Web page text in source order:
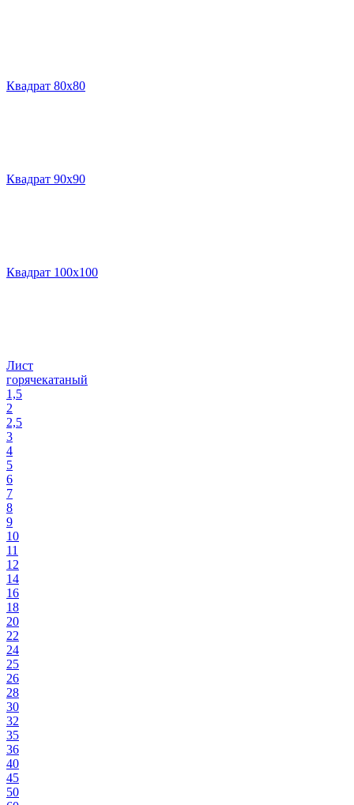
Квадрат 80х80
Квадрат 90х90
Квадрат 100х100
Лист
горячекатаный
1,5
2
2,5
3
4
5
6
7
8
9
10
11
12
14
16
18
20
22
24
25
26
28
30
32
35
36
40
45
50